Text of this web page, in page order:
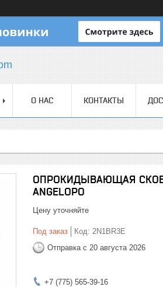
О НАС КОНТАКТЫ
ОПРОКИДЫВАЮЩАЯ
ANGELOPO
Цену уточняйте
Под заказ Код: 2N1BR3E
Отправка с 20 августа 2026
+7 (775) 565-39-16